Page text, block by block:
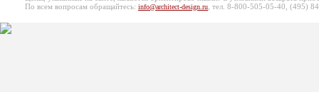
По всем вопросам обращайтесь: info@architect-design.ru , тел. 8-800-505-05-40, (495)